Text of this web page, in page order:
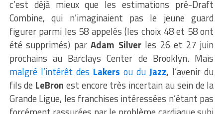
c’est déjà mieux que les estimations pré-Draft
Combine, qui n’imaginaient pas le jeune guard
figurer parmi les 58 appelés (les choix 48 et 58 ont
été supprimés) parAdam Silverles 26 et 27 juin
prochains au Barclays Center de Brooklyn. Mais
malgré l’intérêt des Lakers ou duJazz, l’avenir du
fils de LeBron est encore très incertain au sein de la
Grande Ligue, les franchises intéressées n’étant pas